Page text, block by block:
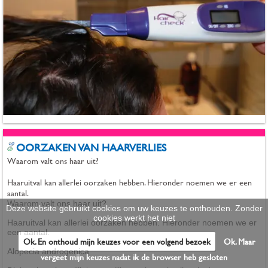
OORZAKEN VAN HAARVERLIES
Waarom valt ons haar uit?
Haaruitval kan allerlei oorzaken hebben. Hieronder noemen we er een
aantal.
Waarom valt ons haar uit?
Haaruitval kan allerlei oorzaken hebben. Hieronder noemen we er
een aantal.
Alopecia androgenica
Deze website gebruikt cookies om uw keuzes te onthouden. Zonder
cookies werkt het niet
Ok. En onthoud mijn keuzes voor een volgend bezoek
Ok. Maar
vergeet mijn keuzes nadat ik de browser heb gesloten